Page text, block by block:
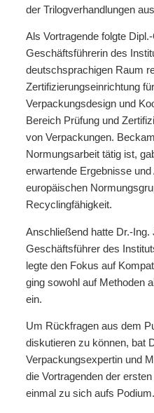
der Trilogverhandlungen
Als Vortragende folgte
Geschäftsführerin des
deutschsprachigen Raum
Zertifizierungseinrichtung
Verpackungsdesign und
Bereich Prüfung und
von Verpackungen.
Normungsarbeit tätig ist,
erwartende Ergebnisse
europäischen
Recyclingfähigkeit.
Anschließend hatte Dr.-Ing.
Geschäftsführer des
legte den Fokus auf
ging sowohl auf Methoden
ein.
Um Rückfragen aus dem
diskutieren zu können, bat
Verpackungsexpertin und
die Vortragenden der
einmal zu sich aufs Podium.